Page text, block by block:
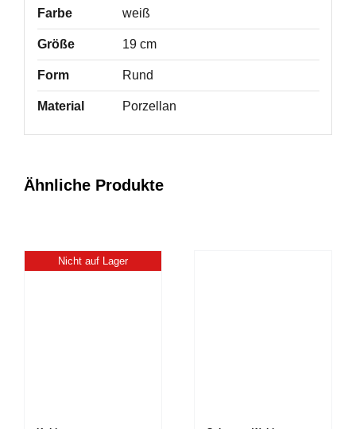
Farbe weiß
Größe 19 cm
Form Rund
Material Porzellan
Ähnliche Produkte
Nicht auf Lager